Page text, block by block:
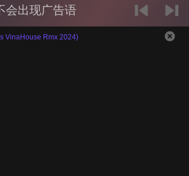
会出现广告语
VinaHouse Rmx 2024)